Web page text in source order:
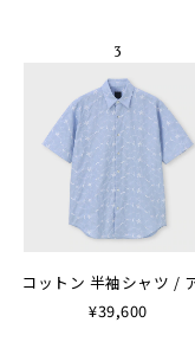
コットン 半袖シャツ /
¥39,600